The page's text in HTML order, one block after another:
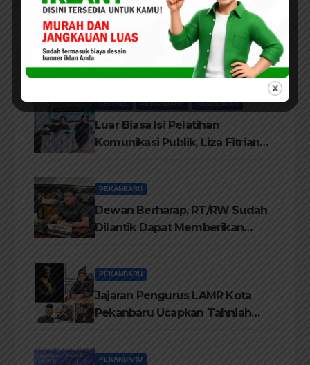
PEKANBARU POLITIK
Pandangan Pengamat Politik
Dr. Yusriadi.SE.MM, Tentang
Buku Dr. (Cand) Liza Fitriani S.
ARTIKEL PEKANBARU PENDIDIKAN
Luar Biasa Isi Pelatihan
Komunikasi Publik, Liza Fitriani
PEKANBARU
Dewan Berharap, RT/RW Sudah
Dilantik Dapat Memberikan
PEKANBARU
Jajaran Pengurus LAMR Kota
Pekanbaru Ucapkan Tahniah
PEKANBARU